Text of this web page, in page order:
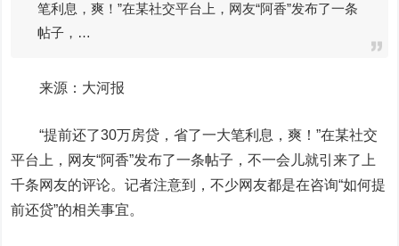
笔利息，爽！”在某社交平台上，网友“阿香”发布了一条
帖子，…
来源：大河报
“提前还了30万房贷，省了一大笔利息，爽！”在某社交
平台上，网友“阿香”发布了一条帖子，不一会儿就引来了上
千条网友的评论。记者注意到，不少网友都是在咨询“如何提
前还贷”的相关事宜。